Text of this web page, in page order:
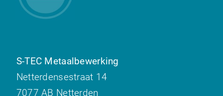
S-TEC Metaalbewerking
Netterdensestraat 14
7077 AB Netterden